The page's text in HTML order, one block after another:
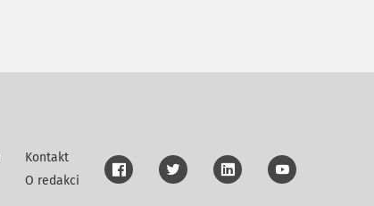
Kontakt
O redakci